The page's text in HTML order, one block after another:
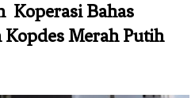
Koperasi Bahas
Merah Putih